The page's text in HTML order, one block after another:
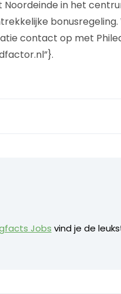
in het
bonusregeling.
contact op met
Jobs vind je de